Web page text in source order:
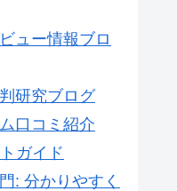
ュー情報ブロ
研究ブログ
口コミ紹介
ガイド
: 分かりやすく